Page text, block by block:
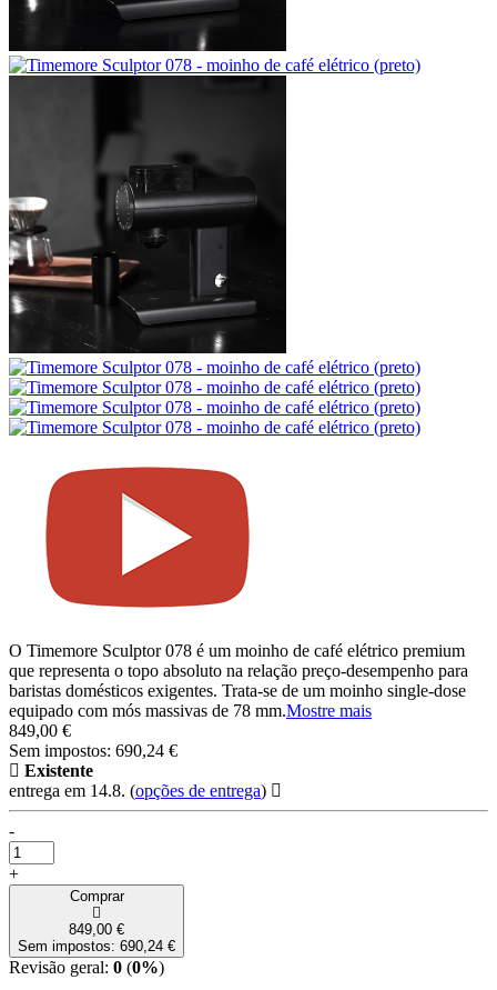
O Timemore Sculptor 078 é um moinho de café elétrico premium
que representa o topo absoluto na relação preço-desempenho para
baristas domésticos exigentes. Trata-se de um moinho single-dose
equipado com mós massivas de 78 mm.Mostre mais
849,00 €
Sem impostos: 690,24 €
Existente
entrega em 14.8. (opções de entrega)
-
+
Comprar
849,00 €
Sem impostos: 690,24 €
Revisão geral: 0 (0%)